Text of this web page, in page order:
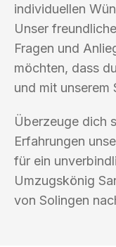
individuellen
Unser
Fragen und
möchten, dass
und mit unserem
Überzeuge dich
Erfahrungen
für ein
Umzugskönig
von Solingen